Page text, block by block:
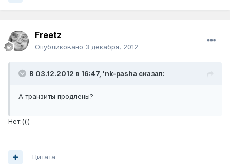
Freetz
Опубликовано 3 декабря, 2012
В 03.12.2012 в 16:47, 'nk-pasha сказал:
А транзиты продлены?
Нет.(((
Цитата